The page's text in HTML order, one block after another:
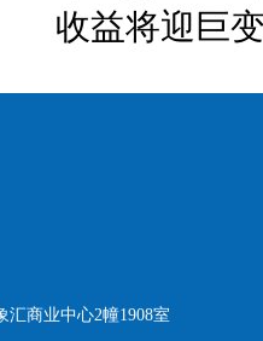
收益将迎巨
商业中心2幢1908室